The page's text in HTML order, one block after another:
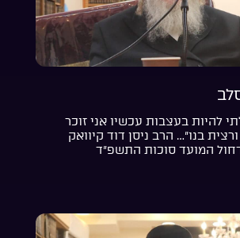
להיות בעצבות עכשיו אני זוכר
בנו”… הרב ניסן דוד קיוואק
המועד סוכות התשפ”ד